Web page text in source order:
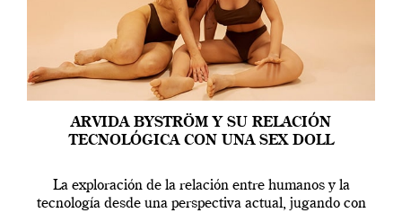
ARVIDA BYSTRÖM Y SU RELACIÓN
TECNOLÓGICA CON UNA SEX DOLL
La exploración de la relación entre humanos y la
tecnología desde una perspectiva actual, jugando con